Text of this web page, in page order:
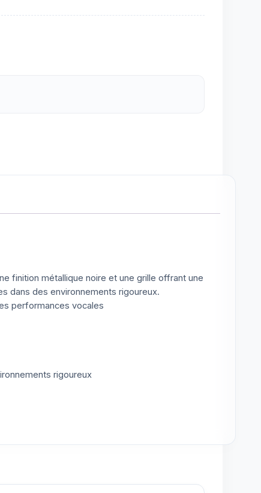
finition métallique noire et une grille offrant une
dans des environnements rigoureux.
performances vocales
rigoureux